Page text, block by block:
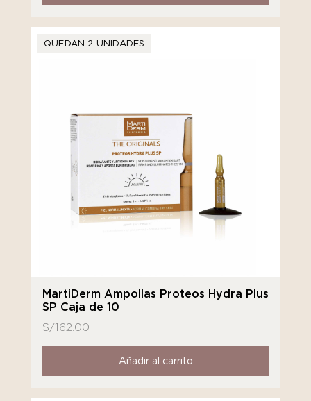
QUEDAN 2 UNIDADES
MartiDerm Ampollas Proteos Hydra Plus
SP Caja de 10
S/162.00
Añadir al carrito